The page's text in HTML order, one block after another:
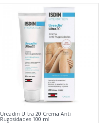
Ureadin Ultra 20 Crema Anti
Rugosidades 100 ml